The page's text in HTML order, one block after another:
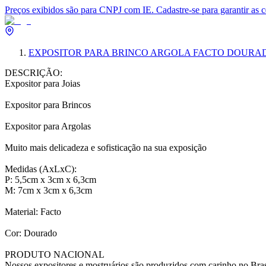
Preços exibidos são para CNPJ com IE. Cadastre-se para garantir as
EXPOSITOR PARA BRINCO ARGOLA FACTO
DESCRIÇÃO:
Expositor para Joias
Expositor para Brincos
Expositor para Argolas
Muito mais delicadeza e sofisticação na sua exposição
Medidas (AxLxC):
P: 5,5cm x 3cm x 6,3cm
M: 7cm x 3cm x 6,3cm
Material: Facto
Cor: Dourado
PRODUTO NACIONAL